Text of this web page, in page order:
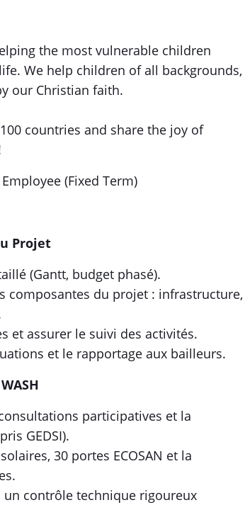
the most vulnerable children
We help children of all backgrounds,
our Christian faith.
countries and share the joy of
(Fixed Term)
du Projet
(Gantt, budget phasé).
composantes du projet : infrastructure,
et assurer le suivi des activités.
et le rapportage aux bailleurs.
WASH
participatives et la
GEDSI).
30 portes ECOSAN et la
un contrôle technique rigoureux